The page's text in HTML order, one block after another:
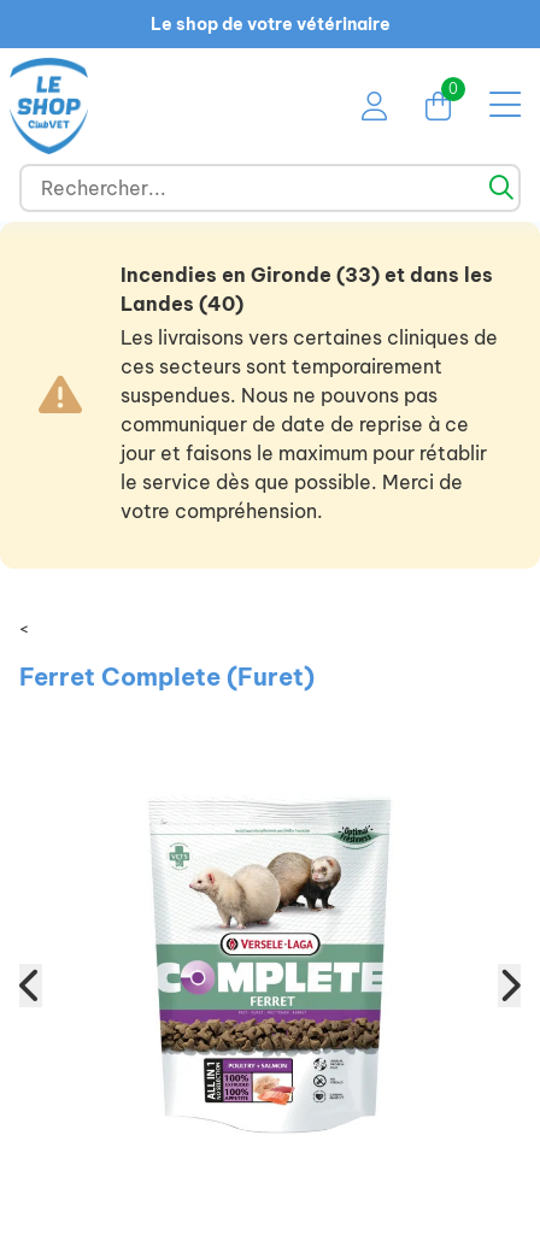
Le shop de votre vétérinaire
0
Incendies en Gironde (33) et dans les
Landes (40)
Les livraisons vers certaines cliniques de
ces secteurs sont temporairement
suspendues. Nous ne pouvons pas
communiquer de date de reprise à ce
jour et faisons le maximum pour rétablir
le service dès que possible. Merci de
votre compréhension.
<
Ferret Complete (Furet)